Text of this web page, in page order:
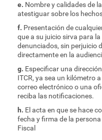
e. Nombre y calidades de
atestiguar sobre los
f. Presentación de
que a su juicio sirva para
denunciados, sin perjuicio
directamente en la
g. Especificar una
ITCR, ya sea un kilómetro
correo electrónico o una
reciba las notificaciones.
h. El acta en que se hace
fecha y firma de la
Fiscal